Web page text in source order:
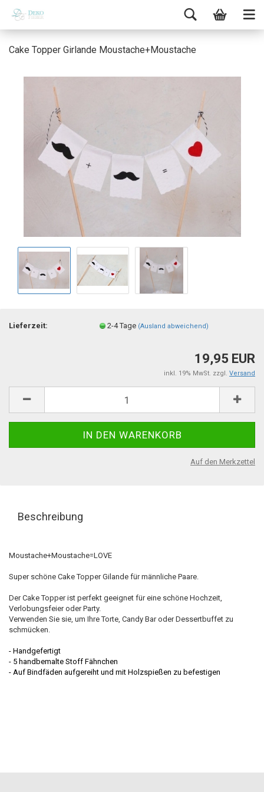
Cake Topper Girlande Moustache+Moustache
Lieferzeit: 2-4 Tage (Ausland abweichend)
19,95 EUR
inkl. 19% MwSt. zzgl. Versand
Auf den Merkzettel
Beschreibung
Moustache+Moustache=LOVE
Super schöne Cake Topper Gilande für männliche Paare.
Der Cake Topper ist perfekt geeignet für eine schöne Hochzeit,
Verlobungsfeier oder Party.
Verwenden Sie sie, um Ihre Torte, Candy Bar oder Dessertbuffet zu
schmücken.
- Handgefertigt
- 5 handbemalte Stoff Fähnchen
- Auf Bindfäden aufgereiht und mit Holzspießen zu befestigen